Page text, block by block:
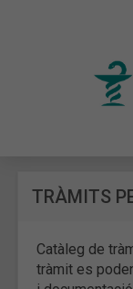
TRÀMITS
Catàleg de
tràmit es